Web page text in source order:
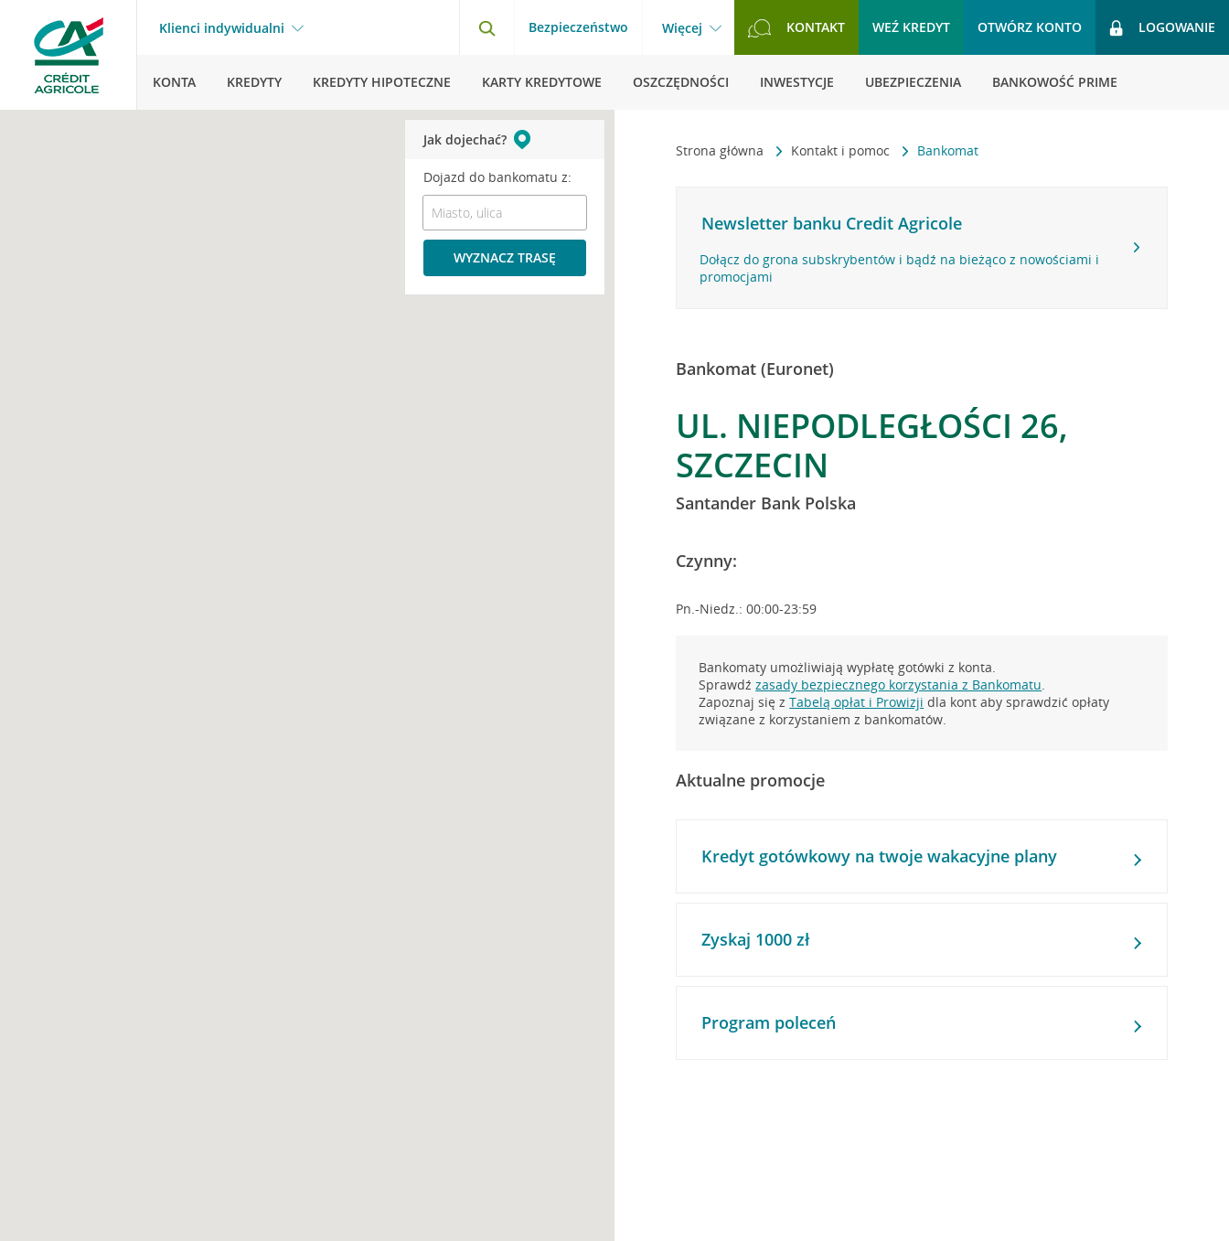
Klienci indywidualni Bezpieczeństwo Więcej KONTAKT WEŹ KREDYT OTWÓRZ KONTO LOGOWANIE
KONTA KREDYTY KREDYTY HIPOTECZNE KARTY KREDYTOWE OSZCZĘDNOŚCI INWESTYCJE UBEZPIECZENIA BANKOWOŚĆ PRIME
Strona główna Kontakt i pomoc Bankomat
Newsletter banku Credit Agricole
Dołącz do grona subskrybentów i bądź na bieżąco z nowościami i
promocjami
Bankomat (Euronet)
UL. NIEPODLEGŁOŚCI 26,
SZCZECIN
Santander Bank Polska
Czynny:
Pn.-Niedz.: 00:00-23:59
Bankomaty umożliwiają wypłatę gotówki z konta.
Sprawdźzasady bezpiecznego korzystania z Bankomatu.
Zapoznaj się zTabelą opłat i Prowizji dla kont aby sprawdzić opłaty
związane z korzystaniem z bankomatów.
Aktualne promocje
Kredyt gotówkowy na twoje wakacyjne plany
Zyskaj 1000 zł
Program poleceń
Jak dojechać?
Dojazd do bankomatu z:
WYZNACZ TRASĘ